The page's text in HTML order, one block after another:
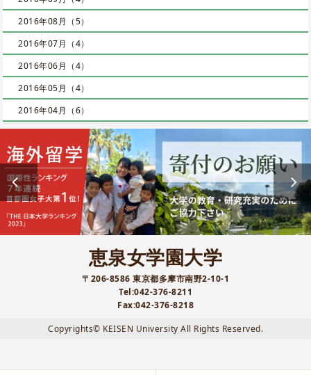
2016年08月（5）
2016年07月（4）
2016年06月（4）
2016年05月（4）
2016年04月（6）
恵泉女学園大学
〒206-8586 東京都多摩市南野2-10-1
Tel:042-376-8211
Fax:042-376-8218
Copyrights© KEISEN University All Rights Reserved.